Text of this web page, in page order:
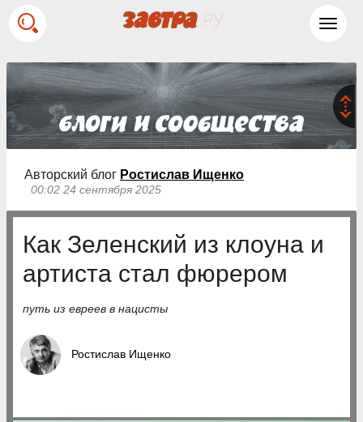
Авторский блог Ростислав Ищенко
00:02 24 сентября 2025
Как Зеленский из клоуна и
артиста стал фюрером
путь из евреев в нацисты
Ростислав Ищенко